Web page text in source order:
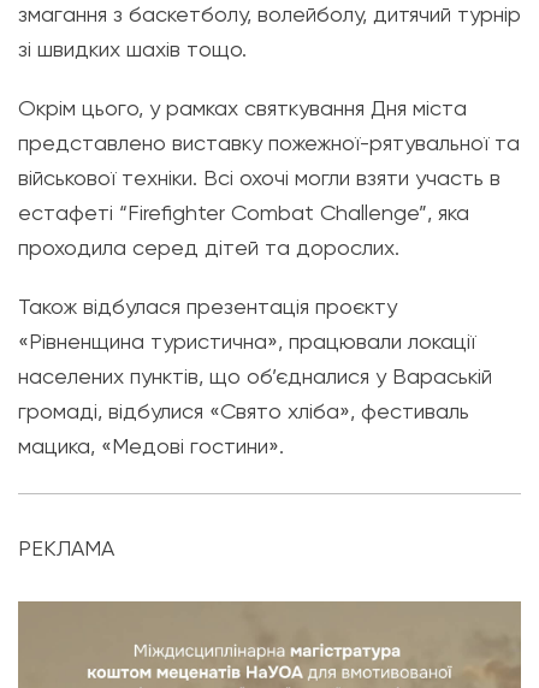
змагання з баскетболу, волейболу, дитячий турнір
зі швидких шахів тощо.
Окрім цього, у рамках святкування Дня міста
представлено виставку пожежної-рятувальної та
військової техніки. Всі охочі могли взяти участь в
естафеті “Firefighter Combat Challenge”, яка
проходила серед дітей та дорослих.
Також відбулася презентація проєкту
«Рівненщина туристична», працювали локації
населених пунктів, що об’єдналися у Вараській
громаді, відбулися «Свято хліба», фестиваль
мацика, «Медові гостини».
РЕКЛАМА